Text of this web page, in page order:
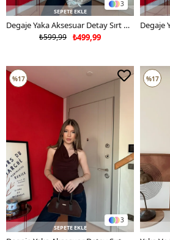
3
SEPETE EKLE
Degaje Yaka Aksesuar Detay Sırt Dekolte Sandy Bluz Taş Rengi 2168
₺499,99
₺599,99
3
SEPETE EKLE
%17 %17